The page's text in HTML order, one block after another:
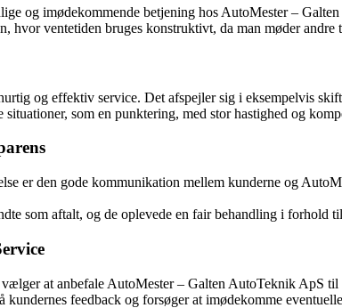
og imødekommende betjening hos AutoMester –
hvor ventetiden bruges konstruktivt, da man møder
og effektiv service. Det afspejler sig i eksempelvis
situationer, som en punktering, med stor hastighed og
er den gode kommunikation mellem kunderne og
som aftalt, og de oplevede en fair behandling i forhold
at anbefale AutoMester – Galten AutoTeknik ApS
feedback og forsøger at imødekomme